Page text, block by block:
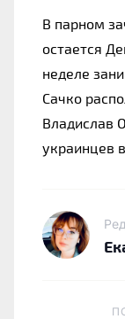
В парном
остается
неделе
Сачко
Владислав
украинцев